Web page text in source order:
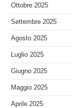
Ottobre 2025
Settembre 2025
Agosto 2025
Luglio 2025
Giugno 2025
Maggio 2025
Aprile 2025